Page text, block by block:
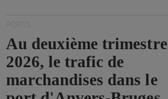
Au deuxième trimestre
2026, le trafic de
marchandises dans le